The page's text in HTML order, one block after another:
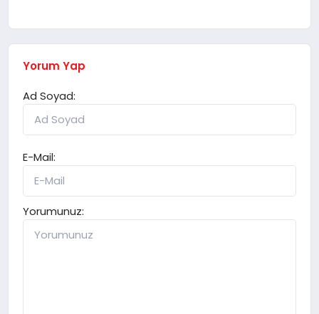
Yorum Yap
Ad Soyad:
E-Mail:
Yorumunuz: